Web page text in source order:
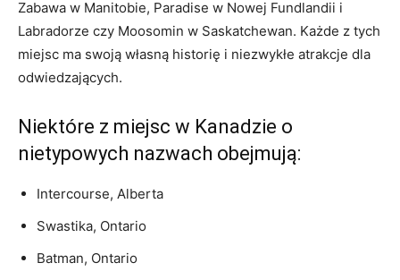
Zabawa ⁢w Manitobie, Paradise ⁢w​ Nowej Fundlandii ‌i
Labradorze czy Moosomin w⁤ Saskatchewan. ⁢Każde z tych‍
miejsc ma swoją własną historię i niezwykłe atrakcje ‌dla
odwiedzających.
Niektóre z⁣ miejsc ⁣w Kanadzie o
nietypowych nazwach obejmują:
Intercourse, Alberta
Swastika, Ontario
Batman, Ontario